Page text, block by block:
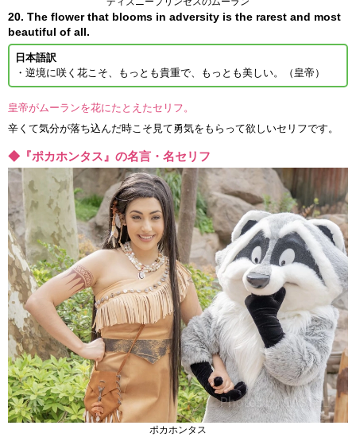
20. The flower that blooms in adversity is the rarest and most
beautiful of all.
日本語訳
・逆境に咲く花こそ、もっとも貴重で、もっとも美しい。（皇帝）
皇帝がムーランを花にたとえたセリフ。
辛くて気分が落ち込んだ時こそ見て勇気をもらって欲しいセリフです。
◆『ポカホンタス』の名言・名セリフ
ポカホンタス